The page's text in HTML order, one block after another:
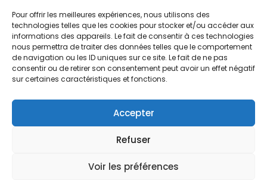
Pour offrir les meilleures expériences, nous utilisons des
technologies telles que les cookies pour stocker et/ou accéder aux
informations des appareils. Le fait de consentir à ces technologies
nous permettra de traiter des données telles que le comportement
de navigation ou les ID uniques sur ce site. Le fait de ne pas
consentir ou de retirer son consentement peut avoir un effet négatif
sur certaines caractéristiques et fonctions.
Accepter
Refuser
Voir les préférences
RECHERCHER
Comment chercher ?
Les archives
Notre démarche
Contact